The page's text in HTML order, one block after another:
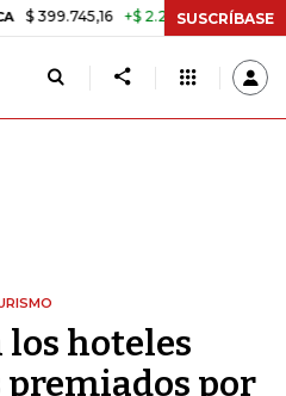
+$ 2.295,71 +0,58% TASA
SUSCRÍBASE
los hoteles
por